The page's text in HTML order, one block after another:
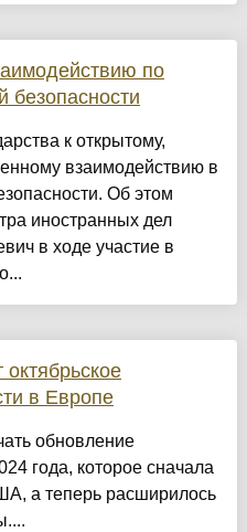
по
безопасности
к открытому,
взаимодействию в
Об этом
иностранных дел
в ходе участие в
в Европе
обновление
года, которое сначала
а теперь расширилось